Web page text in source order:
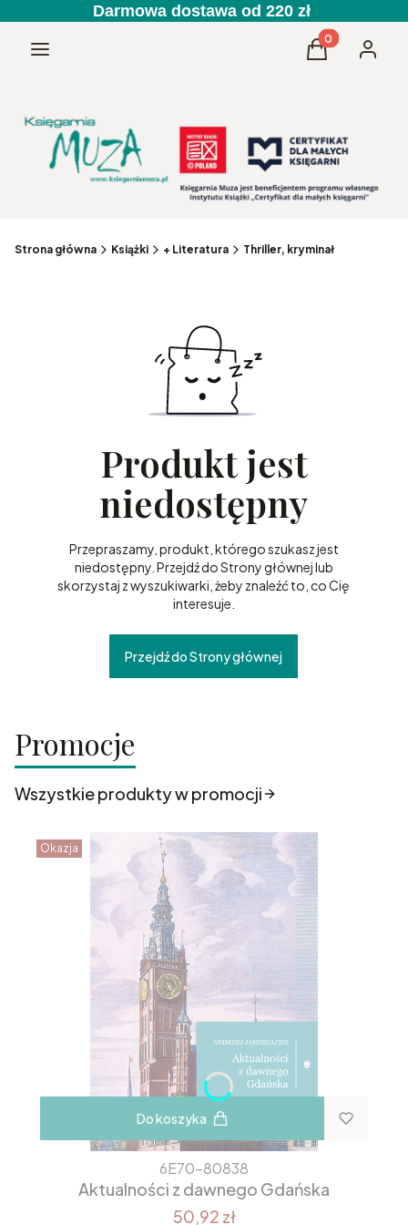
Darmowa dostawa od 220 zł
Menu Produkty w
Koszyk
Strona główna Książki + Literatura Thriller, kryminał
Produkt jest
niedostępny
Przepraszamy, produkt, którego szukasz jest
niedostępny. Przejdź do Strony głównej lub
skorzystaj z wyszukiwarki, żeby znaleźć to, co Cię
interesuje.
Przejdź do Strony głównej
Promocje
Wszystkie produkty w promocji
Okazja
Do koszyka
6E70-80838
Aktualności z dawnego Gdańska
50,92 zł